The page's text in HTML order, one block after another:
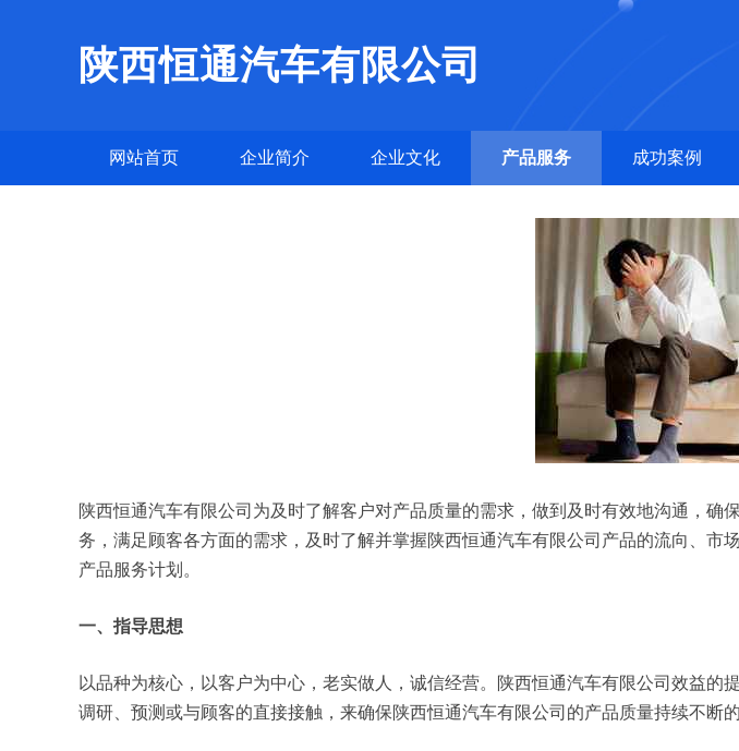
陕西恒通汽车有限公司
网站首页 企业简介 企业文化 产品服务 成功案例
陕西恒通汽车有限公司为及时了解客户对产品质量的需求，做到及时有效地沟通，
务，满足顾客各方面的需求，及时了解并掌握陕西恒通汽车有限公司产品的流向、
产品服务计划。
一、指导思想
以品种为核心，以客户为中心，老实做人，诚信经营。陕西恒通汽车有限公司效益
调研、预测或与顾客的直接接触，来确保陕西恒通汽车有限公司的产品质量持续不断的